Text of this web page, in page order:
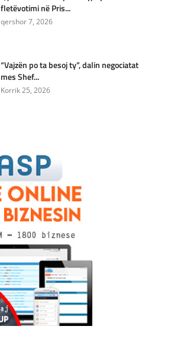
fletëvotimi në Pris...
qershor 7, 2026
“Vajzën po ta besoj ty”, dalin negociatat
mes Shef...
Korrik 25, 2026